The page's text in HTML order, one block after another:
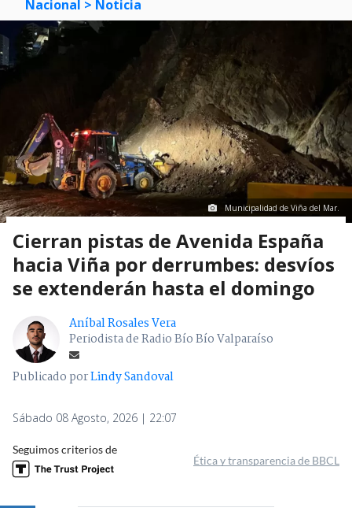
Nacional > Noticia
Municipalidad de Viña del Mar.
Cierran pistas de Avenida España
hacia Viña por derrumbes: desvíos
se extenderán hasta el domingo
Aníbal Rosales Vera
Periodista de Radio Bío Bío Valparaíso
Publicado porLindy Sandoval
Sábado 08 Agosto, 2026 | 22:07
Seguimos criterios de
Ética y transparencia de BBCL